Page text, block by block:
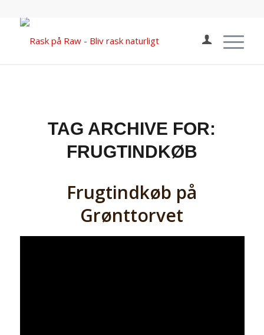
TAG ARCHIVE FOR:
FRUGTINDKØB
Frugtindkøb på
Grønttorvet